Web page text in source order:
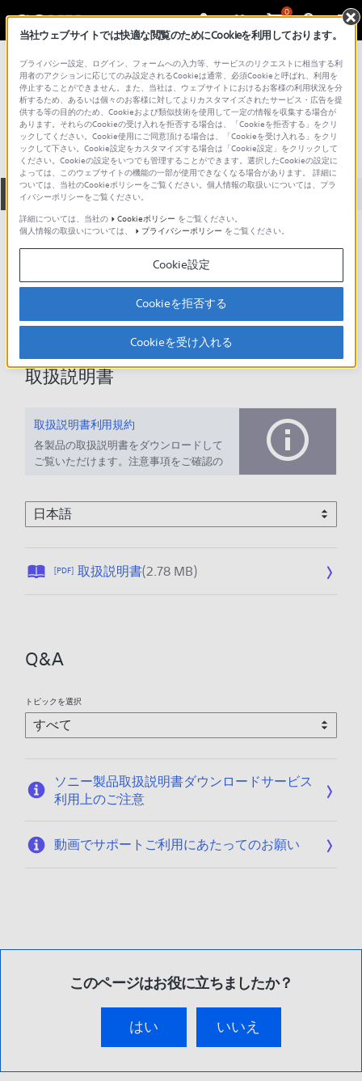
0
総合サポート・お問い合わせ プロフェッショナル／業務用
HVR-M25J
全て ダウンロード 取扱説明書 Q&A
ダウンロード
現在、本ページで提供されているアップデート情報はありませ
取扱説明書
取扱説明書利用規約
各製品の取扱説明書をダウンロードして
ご覧いただけます。注意事項をご確認の
[PDF] 取扱説明書(2.78 MB)公
/
1
Q&A
トピックを選択
ソニー製品取扱説明書ダウンロードサービス
利用上のご注意
動画でサポートご利用にあたってのお願い
このページはお役に立ちましたか？
はい いいえ
当社ウェブサイトでは快適な閲覧のためにCookieを利用しております。
プライバシー設定、ログイン、フォームへの入力等、サービスのリクエストに相当する利
用者のアクションに応じてのみ設定されるCookieは通常、必須Cookieと呼ばれ、利用を
停止することができません。また、当社は、ウェブサイトにおけるお客様の利用状況を分
析するため、あるいは個々のお客様に対してよりカスタマイズされたサービス・広告を提
供する等の目的のため、Cookieおよび類似技術を使用して一定の情報を収集する場合が
あります。それらのCookieの受け入れを拒否する場合は、「Cookieを拒否する」をクリ
ックしてください。Cookie使用にご同意頂ける場合は、「Cookieを受け入れる」をクリ
ックして下さい。Cookie設定をカスタマイズする場合は「Cookie設定」をクリックして
ください。Cookieの設定をいつでも管理することができます。選択したCookieの設定に
よっては、このウェブサイトの機能の一部が使用できなくなる場合があります。 詳細に
ついては、当社のCookieポリシーをご覧ください。個人情報の取扱いについては、プラ
イバシーポリシーをご覧ください。
詳細については、当社の
Cookieポリシー をご覧ください。
個人情報の取扱いについては、
プライバシーポリシー をご覧ください。
Cookie設定
Cookieを拒否する
Cookieを受け入れる